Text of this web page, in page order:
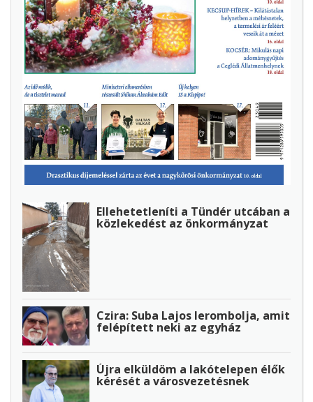
Ellehetetleníti a Tündér utcában a
közlekedést az önkormányzat
Czira: Suba Lajos lerombolja, amit
felépített neki az egyház
Újra elküldöm a lakótelepen élők
kérését a városvezetésnek